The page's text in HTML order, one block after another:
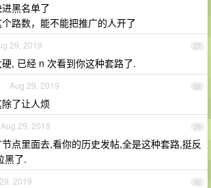
黑名单了
路数，能不能把推广的人开了
27
29, 2019
, 已经 n 次看到你这种套路了.
28
Aug 29, 2019
了让人烦
29
Aug 29, 2019
点里面去,看你的历史发帖,全是这种套路,挺反
黑了.
30
2019